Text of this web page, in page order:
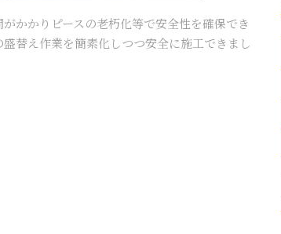
かかりピースの老朽化等で安全性を確保でき
替え作業を簡素化しつつ安全に施工できまし